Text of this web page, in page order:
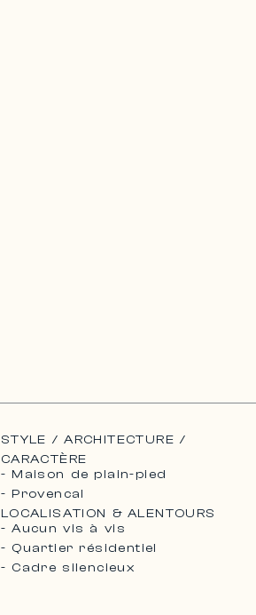
STYLE / ARCHITECTURE /
CARACTÈRE
- Maison de plain-pied
- Provencal
LOCALISATION & ALENTOURS
- Aucun vis à vis
- Quartier résidentiel
- Cadre silencieux